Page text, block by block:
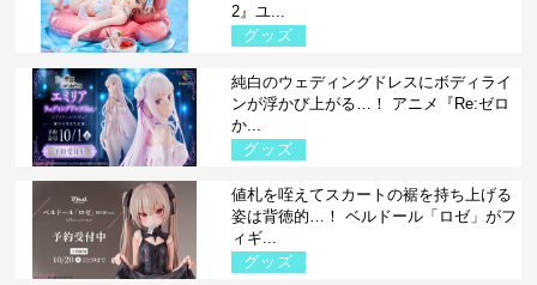
2』ユ...
グッズ
純白のウェディングドレスにボディライ
ンが浮かび上がる…！ アニメ『Re:ゼロ
か...
グッズ
値札を咥えてスカートの裾を持ち上げる
姿は背徳的…！ ベルドール「ロゼ」がフ
ィギ...
グッズ